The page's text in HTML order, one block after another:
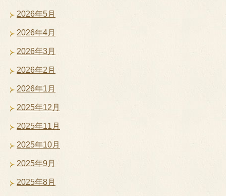
2026年5月
2026年4月
2026年3月
2026年2月
2026年1月
2025年12月
2025年11月
2025年10月
2025年9月
2025年8月